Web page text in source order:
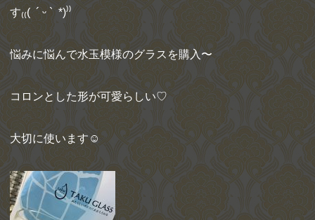
す₍₍( ´ ᵕ ` *)⁾⁾
悩みに悩んで水玉模様のグラスを購入〜
コロンとした形が可愛らしい♡
大切に使います☺︎